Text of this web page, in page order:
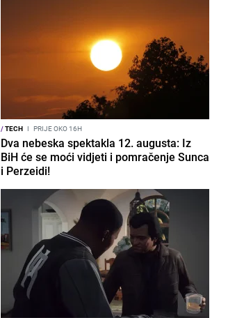
/TECH I PRIJE OKO 16H
Dva nebeska spektakla 12. augusta: Iz
BiH će se moći vidjeti i pomračenje Sunca
i Perzeidi!